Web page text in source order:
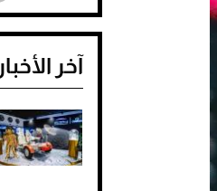
آخر الأخبار